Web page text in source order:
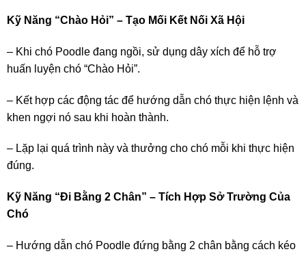
Kỹ Năng “Chào Hỏi” – Tạo Mối Kết Nối Xã Hội
– Khi chó Poodle đang ngồi, sử dụng dây xích để hỗ trợ
huấn luyện chó “Chào Hỏi”.
– Kết hợp các động tác để hướng dẫn chó thực hiện lệnh và
khen ngợi nó sau khi hoàn thành.
– Lặp lại quá trình này và thưởng cho chó mỗi khi thực hiện
đúng.
Kỹ Năng “Đi Bằng 2 Chân” – Tích Hợp Sở Trường Của
Chó
– Hướng dẫn chó Poodle đứng bằng 2 chân bằng cách kéo